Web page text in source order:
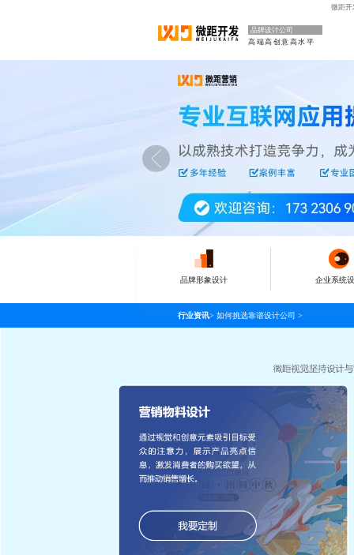
微距开
品牌设计公司
高端高创意高水平
品牌形象设计 企业系统
行业资讯> 如何挑选靠谱设计公司 >